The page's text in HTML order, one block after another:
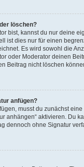
löschen?
bist, kannst du nur deine
ist dies nur für einen
Es wird sowohl die
oder Moderator deinen
Beitrag nicht löschen
anfügen?
musst du zunächst
anhängen“ aktivieren. Du
dennoch ohne Signatur